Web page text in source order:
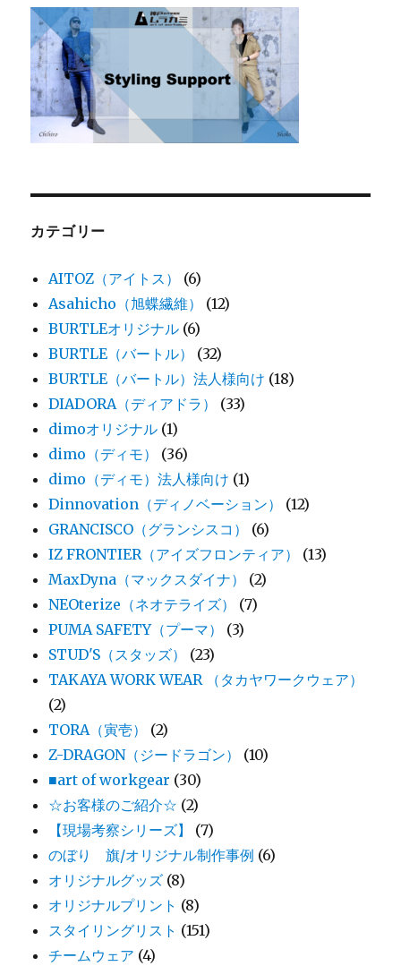
カテゴリー
AITOZ（アイトス）
(6)
Asahicho（旭蝶繊維）
(12)
BURTLEオリジナル (6)
BURTLE（バートル）
(32)
BURTLE（バートル）法人様向け (18)
DIADORA（ディアドラ）
(33)
dimoオリジナル (1)
dimo（ディモ）
(36)
dimo（ディモ）法人様向け (1)
Dinnovation（ディノベーション）
(12)
GRANCISCO（グランシスコ）
(6)
IZ FRONTIER（アイズフロンティア）
(13)
MaxDyna（マックスダイナ）
(2)
NEOterize（ネオテライズ）
(7)
PUMA SAFETY（プーマ）
(3)
STUD'S（スタッズ）
(23)
TAKAYA WORK WEAR （タカヤワークウェア）
(2)
TORA（寅壱）
(2)
Z-DRAGON（ジードラゴン）
(10)
■art of workgear (30)
☆お客様のご紹介☆ (2)
【現場考察シリーズ】
(7)
のぼり 旗/オリジナル制作事例 (6)
オリジナルグッズ (8)
オリジナルプリント (8)
スタイリングリスト (151)
チームウェア (4)